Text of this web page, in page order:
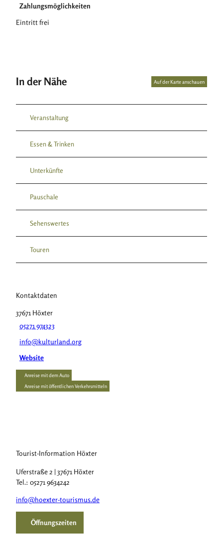
Zahlungsmöglichkeiten
Eintritt frei
In der Nähe Auf der Karte anschauen
Veranstaltung
Essen & Trinken
Unterkünfte
Pauschale
Sehenswertes
Touren
Kontaktdaten
37671 Höxter
05271 974323
info@kulturland.org
Website
Anreise mit dem Auto
Anreise mit öffentlichen Verkehrsmitteln
Tourist-Information Höxter
Uferstraße 2 | 37671 Höxter
Tel.: 05271 9634242
info@hoexter-tourismus.de
Öffnungszeiten